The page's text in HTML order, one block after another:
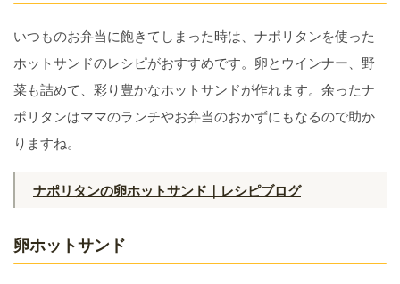
いつものお弁当に飽きてしまった時は、ナポリタンを使った
ホットサンドのレシピがおすすめです。卵とウインナー、野
菜も詰めて、彩り豊かなホットサンドが作れます。余ったナ
ポリタンはママのランチやお弁当のおかずにもなるので助か
りますね。
ナポリタンの卵ホットサンド｜レシピブログ
卵ホットサンド